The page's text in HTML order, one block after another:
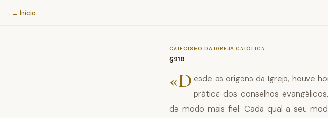
Catecismo da Igreja Católica
← Início
CATECISMO DA IGREJA CATÓLICA
§918
«D esde as origens da Igreja, houve
prática dos conselhos
de modo mais fiel. Cada qual a seu